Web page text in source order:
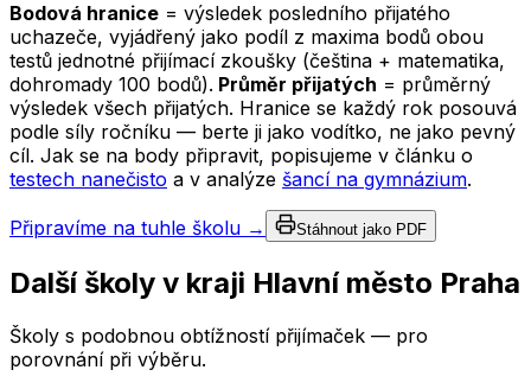
Bodová hranice = výsledek posledního přijatého
uchazeče, vyjádřený jako podíl z maxima bodů obou
testů jednotné přijímací zkoušky (čeština + matematika,
dohromady 100 bodů). Průměr přijatých = průměrný
výsledek všech přijatých. Hranice se každý rok posouvá
podle síly ročníku — berte ji jako vodítko, ne jako pevný
cíl. Jak se na body připravit, popisujeme v článku o
testech nanečisto a v analýze šancí na gymnázium.
Připravíme na tuhle školu → Stáhnout jako PDF
Další školy v kraji Hlavní město Praha
Školy s podobnou obtížností přijímaček — pro
porovnání při výběru.